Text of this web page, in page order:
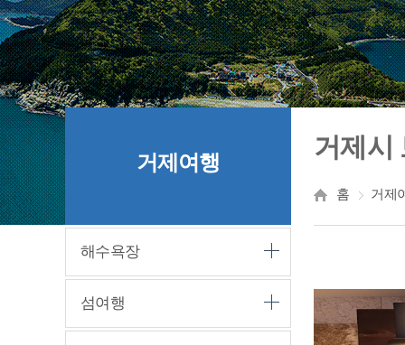
거제여행
해수욕장
섬여행
거제시
홈 거제